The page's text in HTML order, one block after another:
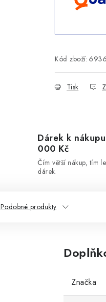
Kód zboží: 6936
Tisk
Dárek k
000 Kč
Čím větší nákup, tím
dárek.
Podobné produkty
Značka